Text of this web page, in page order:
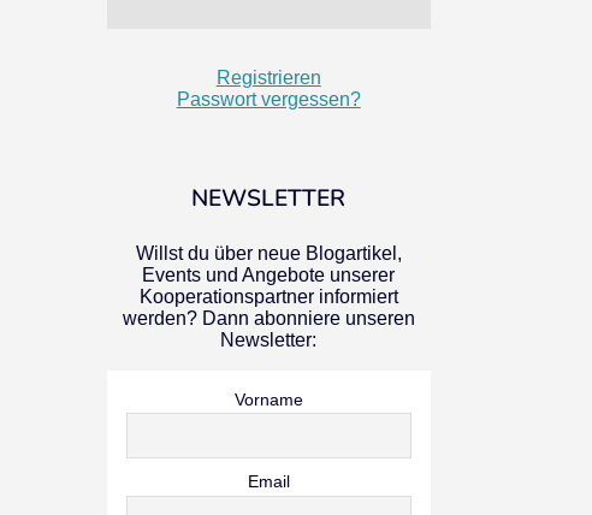
Registrieren
Passwort vergessen?
NEWSLETTER
Willst du über neue Blogartikel,
Events und Angebote unserer
Kooperationspartner informiert
werden? Dann abonniere unseren
Newsletter:
Vorname
Email